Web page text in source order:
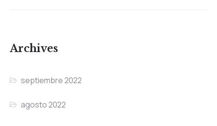
Archives
septiembre 2022
agosto 2022